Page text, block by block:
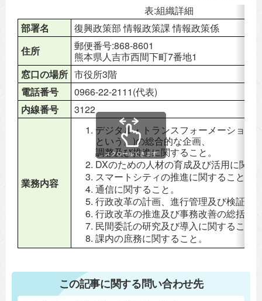
表:組織詳細
部署名
復興政策部 情報政策課 情報政策係
住所
郵便番号:868-8601
熊本県人吉市西間下町7番地1
窓口の場所 市役所3階
電話番号
0966-22-2111(代表)
内線番号
3122
業務内容
デジタル・トランスフォーメーション(
という。)の総合的な企画、
調整及び推進に関すること。
DXのための人材の育成及び活用に関す
スマートシティの推進に関すること。
通信に関すること。
行政改革の計画、進行管理及び検証に
行政改革の推進及び事務改善の総括に
民間委託の研究及び導入に関すること
課内の庶務に関すること。
スクロールできます
この記事に関する問い合わせ先